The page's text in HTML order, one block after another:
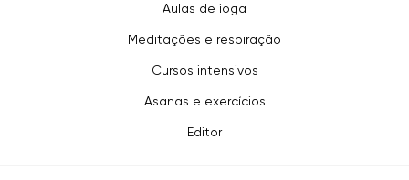
Aulas de ioga
Meditações e respiração
Cursos intensivos
Asanas e exercícios
Editor